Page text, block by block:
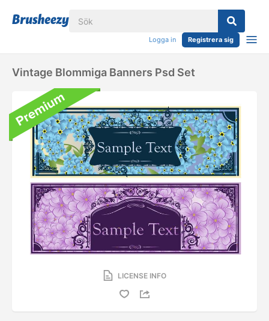
Logga in Registrera sig
Vintage Blommiga Banners Psd Set
LICENSE INFO